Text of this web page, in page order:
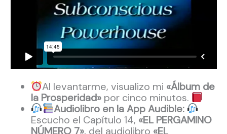
Al levantarme, visualizo mi «Álbum de
la Prosperidad» por cinco minutos.
Audiolibro en la App Audible:
Escucho el Capítulo 14, «EL PERGAMINO
NÚMERO 7», del audiolibro «EL